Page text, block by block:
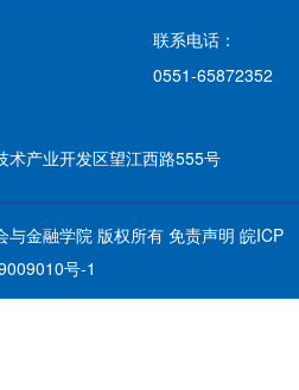
联系电话：
0551-65872352
术产业开发区望江西路555号
与金融学院 版权所有 免责声明 皖ICP
号-1